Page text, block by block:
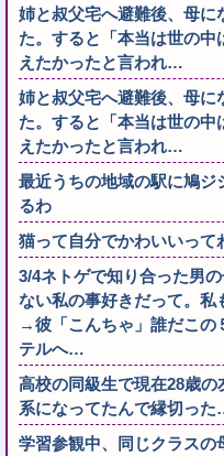
姉と叔父宅へ避難後、母に
た。すると「本当は世の
えたかったと言われ…
姉と叔父宅へ避難後、母に
た。すると「本当は世の
えたかったと言われ…
最近うちの地域の駅に鳩ジ
るわ
猫って自分でかわいいって
3/4ネトゲで知り合った男
ない私の事好きだって。私
→彼「こんちゃ」誰だこ
テルへ…
高校の同級生で現在28歳
系になってたんで縁切っ
学習参観中、同じクラスの